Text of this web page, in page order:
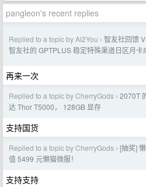
pangleon's recent replies
Replied to a topic by Ai2You › 智友社回馈
智友社的 GPTPLUS 稳定特殊渠道日区月卡
再来一次
Replied to a topic by CherryGods › 2070T
达 Thor T5000， 128GB 显存
支持国货
Replied to a topic by CherryGods › [抽奖]
值 5499 元懒猫微服！
支持支持